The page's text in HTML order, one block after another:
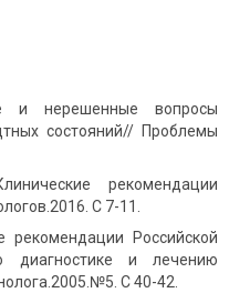
и нерешенные вопросы
состояний// Проблемы
рекомендации
С 7-11.
Российской
диагностике и лечению
С 40-42.